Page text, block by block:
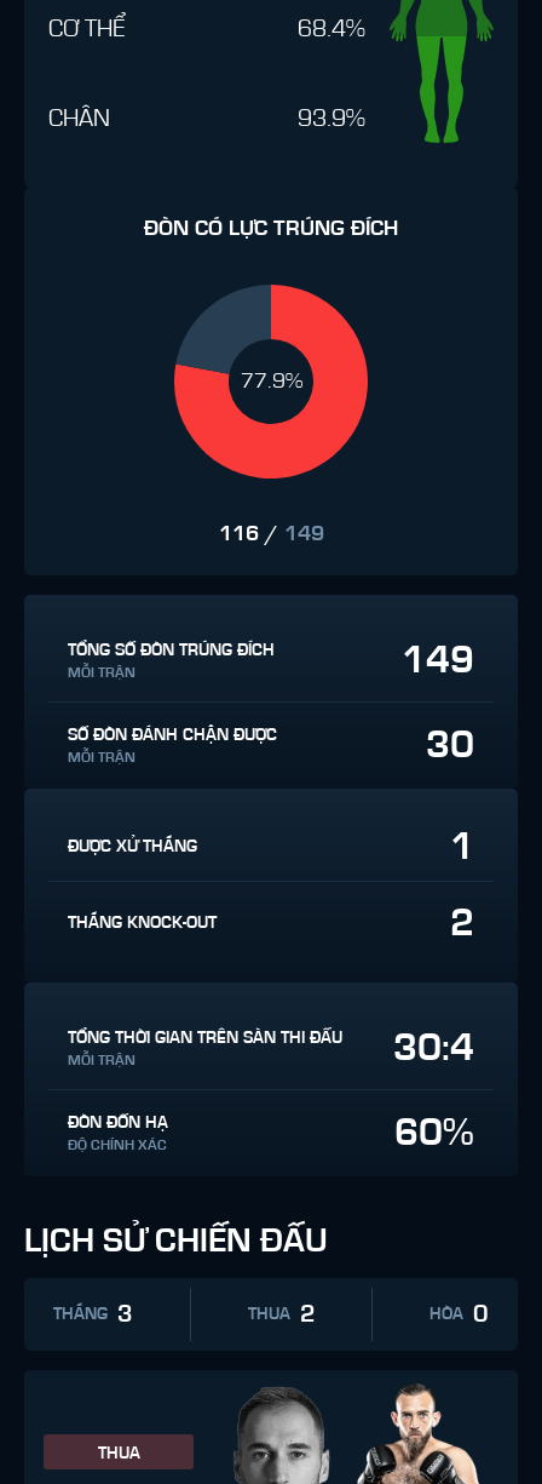
CƠ THỂ 68.4%
CHÂN 93.9%
ĐÒN CÓ LỰC TRÚNG ĐÍCH
77.9%
116/ 149
TỔNG SỐ ĐÒN TRÚNG ĐÍCH
MỖI TRẬN 149
SỐ ĐÒN ĐÁNH CHẶN ĐƯỢC
MỖI TRẬN 30
ĐƯỢC XỬ THẮNG 1
THẮNG KNOCK-OUT 2
TỔNG THỜI GIAN TRÊN SÀN THI ĐẤU
MỖI TRẬN 30:4
ĐÒN ĐỐN HẠ
ĐỘ CHÍNH XÁC 60%
LỊCH SỬ CHIẾN ĐẤU
THẮNG 3 THUA 2 HÒA 0
THUA